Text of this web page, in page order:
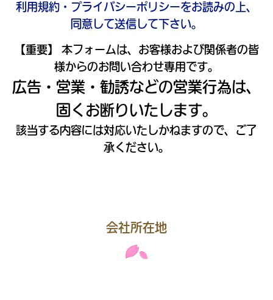
利用規約・プライバシーポリシーをお読みの上、
同意して送信して下さい。
【重要】 本フォームは、お客様および関係者の皆
様からのお問い合わせ専用です。
広告・営業・勧誘などの営業行為は、
固くお断りいたします。
該当する内容には対応いたしかねますので、ご了
承ください。
会社所在地